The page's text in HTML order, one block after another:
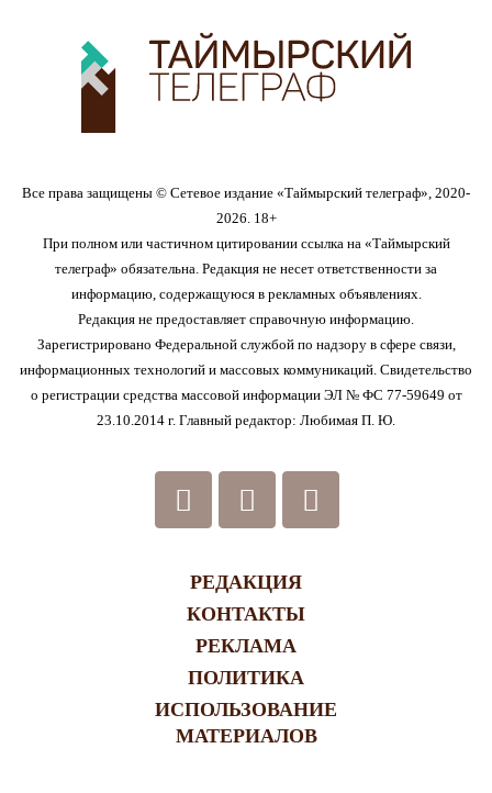
Все права защищены © Сетевое издание «Таймырский телеграф», 2020-
2026. 18+
При полном или частичном цитировании ссылка на «Таймырский
телеграф» обязательна. Редакция не несет ответственности за
информацию, содержащуюся в рекламных объявлениях.
Редакция не предоставляет справочную информацию.
Зарегистрировано Федеральной службой по надзору в сфере связи,
информационных технологий и массовых коммуникаций. Свидетельство
о регистрации средства массовой информации ЭЛ № ФС 77-59649 от
23.10.2014 г. Главный редактор: Любимая П. Ю.
РЕДАКЦИЯ
КОНТАКТЫ
РЕКЛАМА
ПОЛИТИКА
ИСПОЛЬЗОВАНИЕ
МАТЕРИАЛОВ